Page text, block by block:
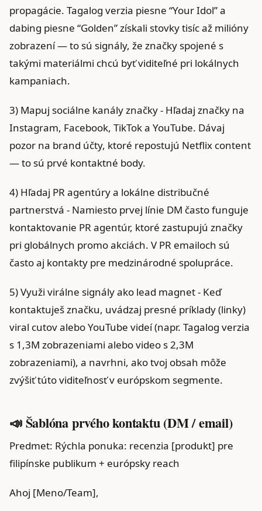
propagácie. Tagalog verzia piesne “Your Idol” a
dabing piesne “Golden” získali stovky tisíc až milióny
zobrazení — to sú signály, že značky spojené s
takými materiálmi chcú byť viditeľné pri lokálnych
kampaniach.
3) Mapuj sociálne kanály značky - Hľadaj značky na
Instagram, Facebook, TikTok a YouTube. Dávaj
pozor na brand účty, ktoré repostujú Netflix content
— to sú prvé kontaktné body.
4) Hľadaj PR agentúry a lokálne distribučné
partnerstvá - Namiesto prvej línie DM často funguje
kontaktovanie PR agentúr, ktoré zastupujú značky
pri globálnych promo akciách. V PR emailoch sú
často aj kontakty pre medzinárodné spolupráce.
5) Využi virálne signály ako lead magnet - Keď
kontaktuješ značku, uvádzaj presné príklady (linky)
viral cutov alebo YouTube videí (napr. Tagalog verzia
s 1,3M zobrazeniami alebo video s 2,3M
zobrazeniami), a navrhni, ako tvoj obsah môže
zvýšiť túto viditeľnosť v európskom segmente.
📣 Šablóna prvého kontaktu (DM / email)
Predmet: Rýchla ponuka: recenzia [produkt] pre
filipínske publikum + európsky reach
Ahoj [Meno/Team],